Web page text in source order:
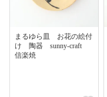
まるゆら皿 お花の絵付
け 陶器 sunny-craft
信楽焼